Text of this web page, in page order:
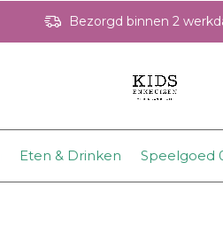
Eten & Drinken Speelgoed
Bezorgd binnen 2